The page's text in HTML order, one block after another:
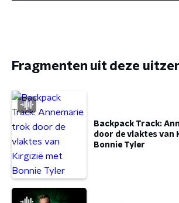
Fragmenten uit deze
Backpack Track:
door de vlaktes van
Bonnie Tyler